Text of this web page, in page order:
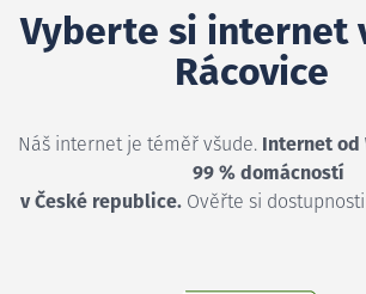
Vyberte si internet
Rácovice
Náš internet je téměř všude. Internet od
99 % domácností
v České republice. Ověřte si